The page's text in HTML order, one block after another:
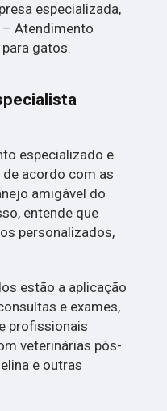
especializada,
Atendimento
gatos.
especializado e
acordo com as
amigável do
entende que
personalizados,
estão a aplicação
e exames,
profissionais
veterinárias pós-
e outras